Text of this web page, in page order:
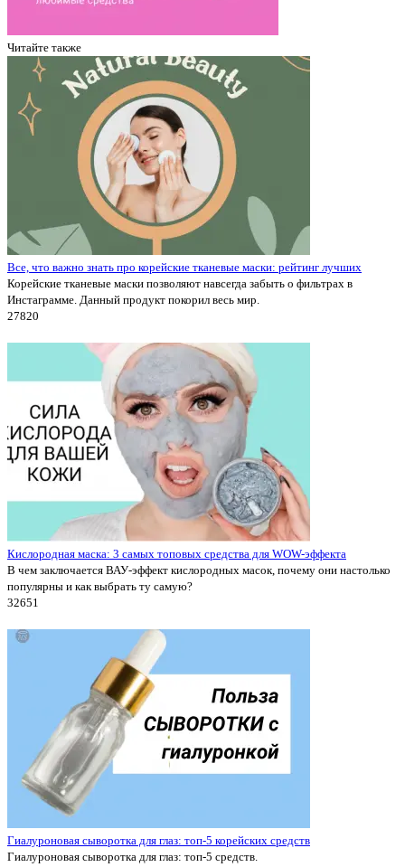
Читайте также
Все, что важно знать про корейские тканевые маски: рейтинг лучших
Корейские тканевые маски позволяют навсегда забыть о фильтрах в
Инстаграмме. Данный продукт покорил весь мир.
27820
Кислородная маска: 3 самых топовых средства для WOW-эффекта
В чем заключается ВАУ-эффект кислородных масок, почему они настолько
популярны и как выбрать ту самую?
32651
Гиалуроновая сыворотка для глаз: топ-5 корейских средств
Гиалуроновая сыворотка для глаз: топ-5 средств.